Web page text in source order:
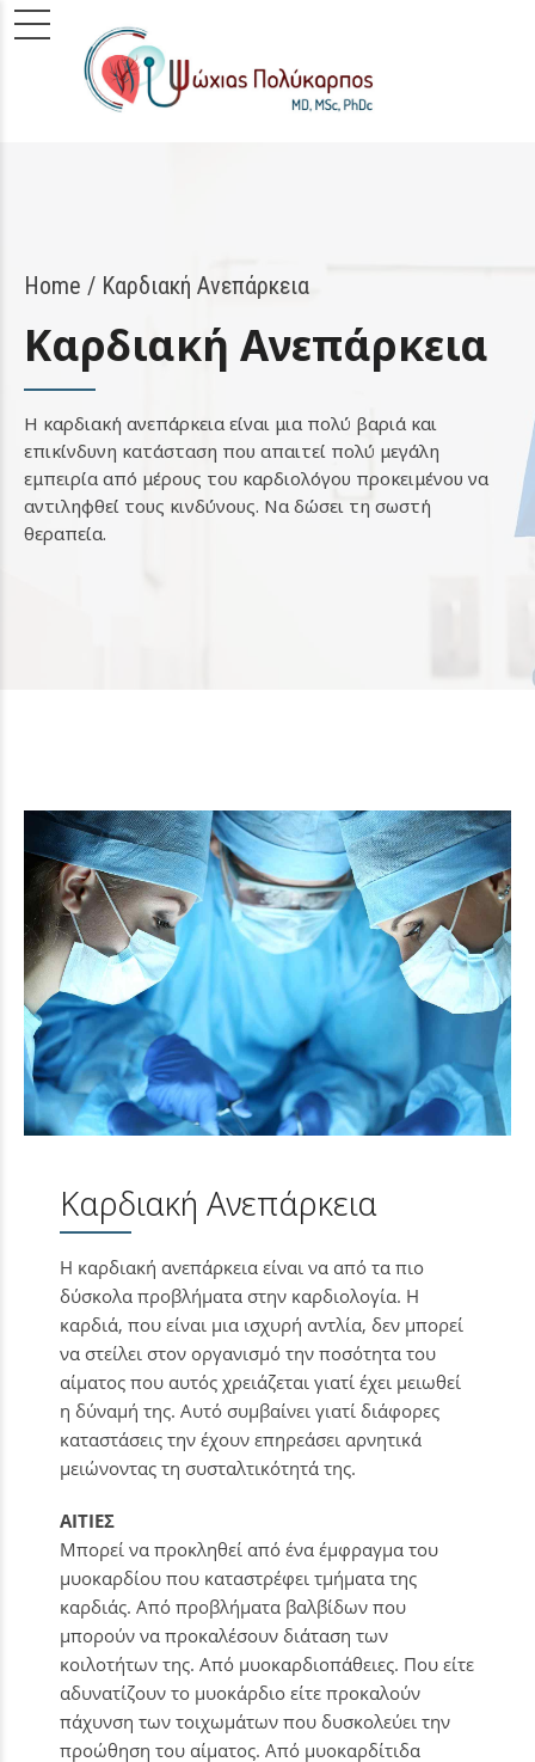
Home Καρδιακή Ανεπάρκεια
Καρδιακή Ανεπάρκεια
Η καρδιακή ανεπάρκεια είναι μια πολύ βαριά και
επικίνδυνη κατάσταση που απαιτεί πολύ μεγάλη
εμπειρία από μέρους του καρδιολόγου προκειμένου να
αντιληφθεί τους κινδύνους. Να δώσει τη σωστή
θεραπεία.
Καρδιακή Ανεπάρκεια
Η καρδιακή ανεπάρκεια είναι να από τα πιο
δύσκολα προβλήματα στην καρδιολογία. Η
καρδιά, που είναι μια ισχυρή αντλία, δεν μπορεί
να στείλει στον οργανισμό την ποσότητα του
αίματος που αυτός χρειάζεται γιατί έχει μειωθεί
η δύναμή της. Αυτό συμβαίνει γιατί διάφορες
καταστάσεις την έχουν επηρεάσει αρνητικά
μειώνοντας τη συσταλτικότητά της.
ΑΙΤΙΕΣ
Μπορεί να προκληθεί από ένα έμφραγμα του
μυοκαρδίου που καταστρέφει τμήματα της
καρδιάς. Από προβλήματα βαλβίδων που
μπορούν να προκαλέσουν διάταση των
κοιλοτήτων της. Από μυοκαρδιοπάθειες. Που είτε
αδυνατίζουν το μυοκάρδιο είτε προκαλούν
πάχυνση των τοιχωμάτων που δυσκολεύει την
προώθηση του αίματος. Από μυοκαρδίτιδα